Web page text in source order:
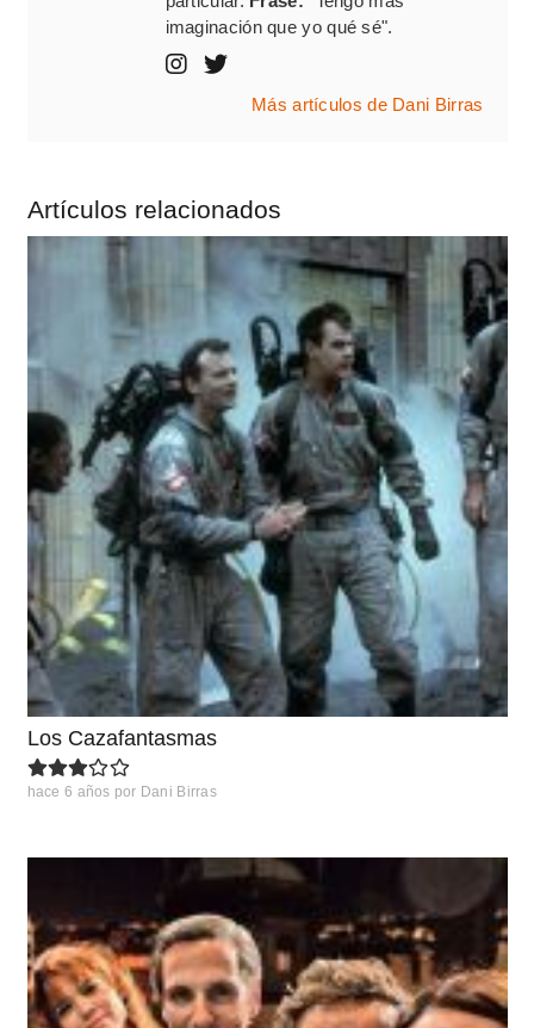
imaginación que yo qué sé".
Más artículos de Dani Birras
Artículos relacionados
Los Cazafantasmas
hace 6 años por Dani Birras